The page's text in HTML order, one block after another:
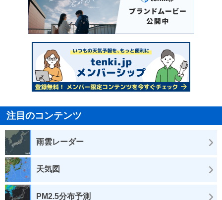
注目のコンテンツ
雨雲レーダー
天気図
PM2.5分布予測